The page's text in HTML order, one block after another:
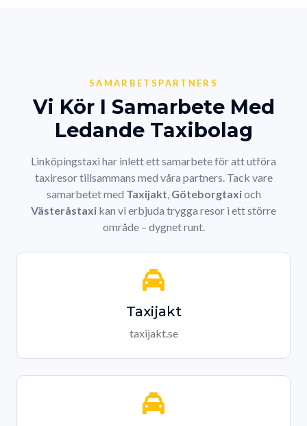
SAMARBETSPARTNERS
Vi Kör I Samarbete Med
Ledande Taxibolag
Linköpingstaxi har inlett ett samarbete för att utföra
taxiresor tillsammans med våra partners. Tack vare
samarbetet med Taxijakt, Göteborgtaxioch
Västeråstaxi kan vi erbjuda trygga resor i ett större
område – dygnet runt.
Taxijakt
taxijakt.se